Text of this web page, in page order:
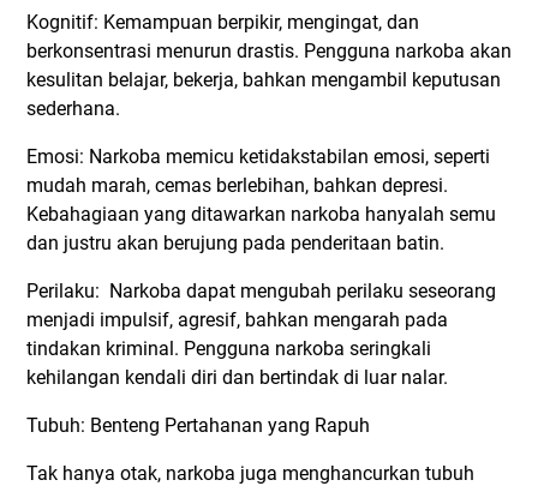
Kognitif: Kemampuan berpikir, mengingat, dan
berkonsentrasi menurun drastis. Pengguna narkoba akan
kesulitan belajar, bekerja, bahkan mengambil keputusan
sederhana.
Emosi: Narkoba memicu ketidakstabilan emosi, seperti
mudah marah, cemas berlebihan, bahkan depresi.
Kebahagiaan yang ditawarkan narkoba hanyalah semu
dan justru akan berujung pada penderitaan batin.
Perilaku: Narkoba dapat mengubah perilaku seseorang
menjadi impulsif, agresif, bahkan mengarah pada
tindakan kriminal. Pengguna narkoba seringkali
kehilangan kendali diri dan bertindak di luar nalar.
Tubuh: Benteng Pertahanan yang Rapuh
Tak hanya otak, narkoba juga menghancurkan tubuh